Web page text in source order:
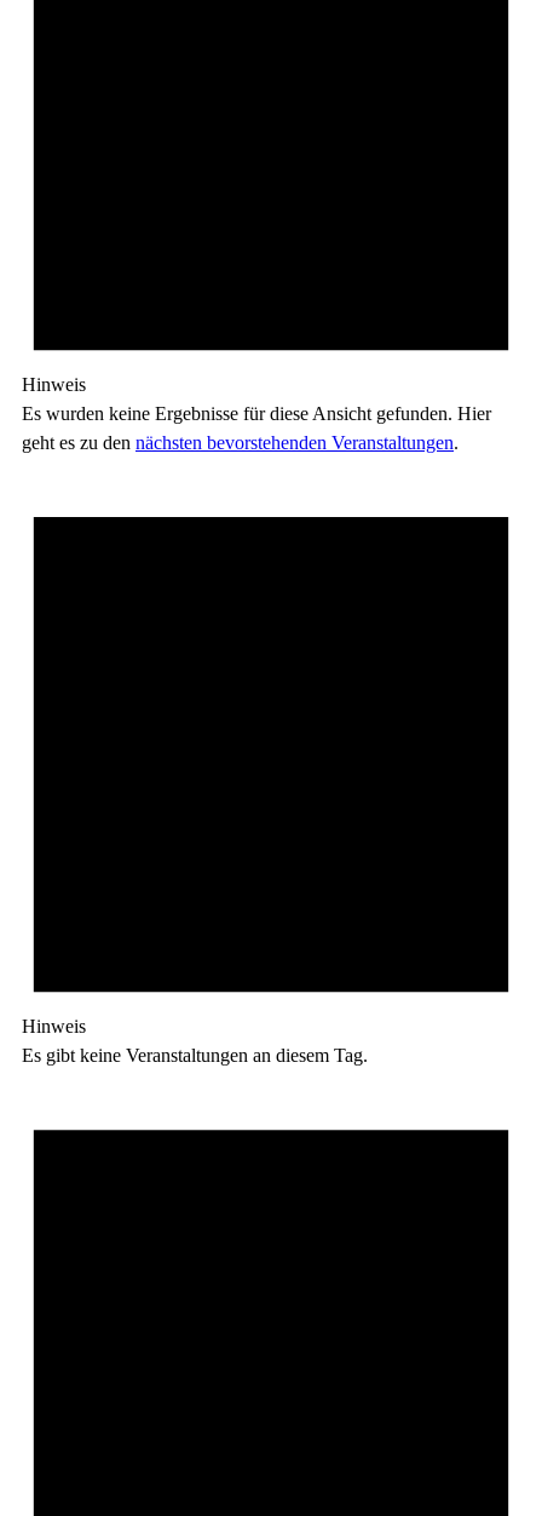
Hinweis
Es wurden keine Ergebnisse für diese Ansicht gefunden. Hier
geht es zu den nächsten bevorstehenden Veranstaltungen.
Hinweis
Es gibt keine Veranstaltungen an diesem Tag.